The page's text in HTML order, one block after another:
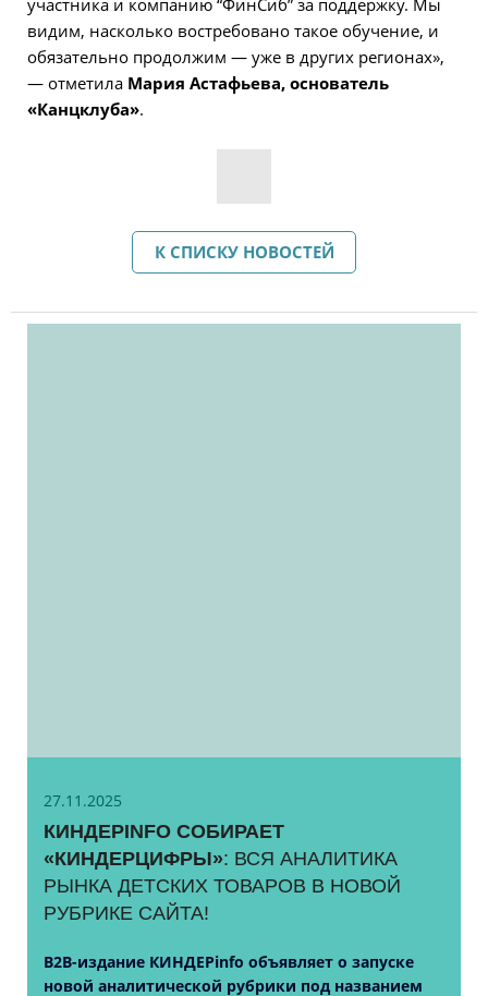
видим, насколько востребовано такое обучение, и
обязательно продолжим — уже в других регионах»,
— отметила Мария Астафьева, основатель
«Канцклуба».
К СПИСКУ НОВОСТЕЙ
27.11.2025
КИНДЕРINFO СОБИРАЕТ
«КИНДЕРЦИФРЫ»: ВСЯ АНАЛИТИКА
РЫНКА ДЕТСКИХ ТОВАРОВ В НОВОЙ
РУБРИКЕ САЙТА!
B2B-издание КИНДЕРinfo объявляет о запуске
новой аналитической рубрики под названием